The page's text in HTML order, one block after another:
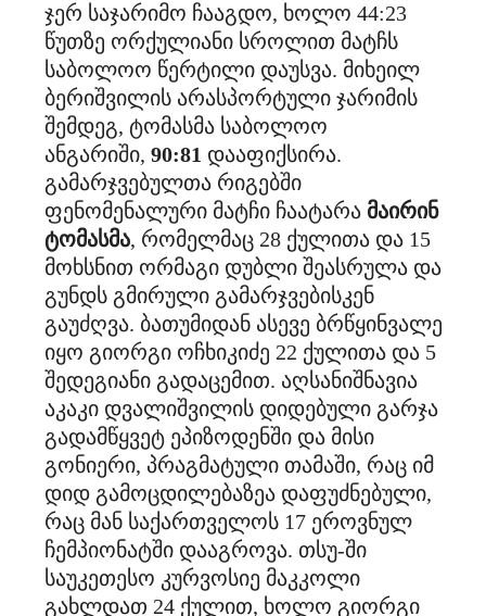
ჯერ საჯარიმო ჩააგდო, ხოლო 44:23
წუთზე ორქულიანი სროლით მატჩს
საბოლოო წერტილი დაუსვა. მიხეილ
ბერიშვილის არასპორტული ჯარიმის
შემდეგ, ტომასმა საბოლოო
ანგარიში, 90:81 დააფიქსირა.
გამარჯვებულთა რიგებში
ფენომენალური მატჩი ჩაატარა მაირინ
ტომასმა, რომელმაც 28 ქულითა და 15
მოხსნით ორმაგი დუბლი შეასრულა და
გუნდს გმირული გამარჯვებისკენ
გაუძღვა. ბათუმიდან ასევე ბრწყინვალე
იყო გიორგი ოჩხიკიძე 22 ქულითა და 5
შედეგიანი გადაცემით. აღსანიშნავია
აკაკი დვალიშვილის დიდებული გარჯა
გადამწყვეტ ეპიზოდენში და მისი
გონიერი, პრაგმატული თამაში, რაც იმ
დიდ გამოცდილებაზეა დაფუძნებული,
რაც მან საქართველოს 17 ეროვნულ
ჩემპიონატში დააგროვა. თსუ-ში
საუკეთესო კურვოსიე მაკკოლი
გახლდათ 24 ქულით, ხოლო გიორგი